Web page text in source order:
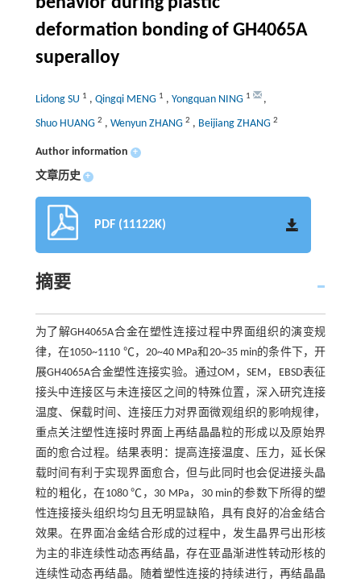
deformation bonding of GH4065A
superalloy
Lidong SU 1 , Qingqi MENG 1 , Yongquan NING 1
,
Shuo HUANG 2 , Wenyun ZHANG 2 , Beijiang ZHANG 2
Author information +
文章历史 +
PDF (11122K)
摘要
为了解GH4065A合金在塑性连接过程中界面组织的演变规
律，在1050~1110 ℃，20~40 MPa和20~35 min的条件下，开
展GH4065A合金塑性连接实验。通过OM，SEM，EBSD表征
接头中连接区与未连接区之间的特殊位置，深入研究连接
温度、保载时间、连接压力对界面微观组织的影响规律，
重点关注塑性连接时界面上再结晶晶粒的形成以及原始界
面的愈合过程。结果表明：提高连接温度、压力，延长保
载时间有利于实现界面愈合，但与此同时也会促进接头晶
粒的粗化，在1080 ℃，30 MPa，30 min的参数下所得的塑
性连接接头组织均匀且无明显缺陷，具有良好的冶金结合
效果。在界面冶金结合形成的过程中，发生晶界弓出形核
为主的非连续性动态再结晶，存在亚晶渐进性转动形核的
连续性动态再结晶。随着塑性连接的持续进行，再结晶晶